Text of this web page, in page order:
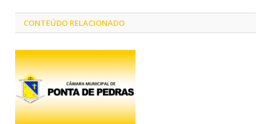
CONTEÚDO RELACIONADO